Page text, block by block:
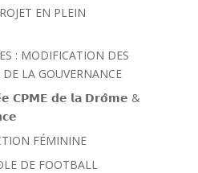
EN PLEIN
: MODIFICATION DES
LA GOUVERNANCE
𝗖𝗣𝗠𝗘 𝗱𝗲 𝗹𝗮 𝗗𝗿𝗼̂𝗺𝗲 &
FÉMININE
DE FOOTBALL